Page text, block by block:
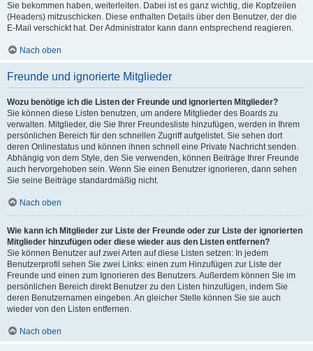
Sie bekommen haben, weiterleiten. Dabei ist es ganz wichtig, die Kopfzeilen
(Headers) mitzuschicken. Diese enthalten Details über den Benutzer, der die
E-Mail verschickt hat. Der Administrator kann dann entsprechend reagieren.
Nach oben
Freunde und ignorierte Mitglieder
Wozu benötige ich die Listen der Freunde und ignorierten Mitglieder?
Sie können diese Listen benutzen, um andere Mitglieder des Boards zu
verwalten. Mitglieder, die Sie Ihrer Freundesliste hinzufügen, werden in Ihrem
persönlichen Bereich für den schnellen Zugriff aufgelistet. Sie sehen dort
deren Onlinestatus und können ihnen schnell eine Private Nachricht senden.
Abhängig von dem Style, den Sie verwenden, können Beiträge Ihrer Freunde
auch hervorgehoben sein. Wenn Sie einen Benutzer ignorieren, dann sehen
Sie seine Beiträge standardmäßig nicht.
Nach oben
Wie kann ich Mitglieder zur Liste der Freunde oder zur Liste der ignorierten
Mitglieder hinzufügen oder diese wieder aus den Listen entfernen?
Sie können Benutzer auf zwei Arten auf diese Listen setzen: In jedem
Benutzerprofil sehen Sie zwei Links: einen zum Hinzufügen zur Liste der
Freunde und einen zum Ignorieren des Benutzers. Außerdem können Sie im
persönlichen Bereich direkt Benutzer zu den Listen hinzufügen, indem Sie
deren Benutzernamen eingeben. An gleicher Stelle können Sie sie auch
wieder von den Listen entfernen.
Nach oben